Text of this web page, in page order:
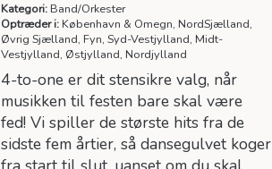
Kategori: Band/Orkester
Optræder i: København & Omegn, NordSjælland,
Øvrig Sjælland, Fyn, Syd-Vestjylland, Midt-
Vestjylland, Østjylland, Nordjylland
4-to-one er dit stensikre valg, når
musikken til festen bare skal være
fed! Vi spiller de største hits fra de
sidste fem årtier, så dansegulvet koger